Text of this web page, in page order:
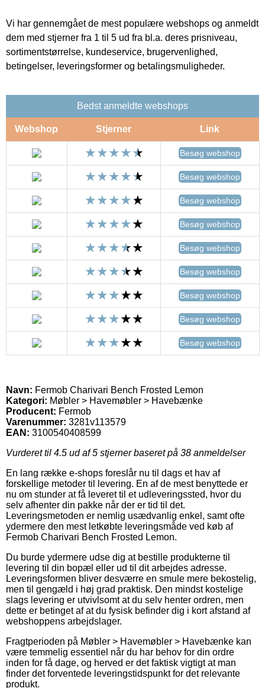
Vi har gennemgået de mest populære webshops og anmeldt
dem med stjerner fra 1 til 5 ud fra bl.a. deres prisniveau,
sortimentstørrelse, kundeservice, brugervenlighed,
betingelser, leveringsformer og betalingsmuligheder.
Bedst anmeldte webshops
Webshop Stjerner Link
Besøg webshop
Besøg webshop
Besøg webshop
Besøg webshop
Besøg webshop
Besøg webshop
Besøg webshop
Besøg webshop
Besøg webshop
Navn: Fermob Charivari Bench Frosted Lemon
Kategori: Møbler > Havemøbler > Havebænke
Producent: Fermob
Varenummer: 3281v113579
EAN: 3100540408599
Vurderet til 4.5 ud af 5 stjerner baseret på 38 anmeldelser
En lang række e-shops foreslår nu til dags et hav af
forskellige metoder til levering. En af de mest benyttede er
nu om stunder at få leveret til et udleveringssted, hvor du
selv afhenter din pakke når der er tid til det.
Leveringsmetoden er nemlig usædvanlig enkel, samt ofte
ydermere den mest letkøbte leveringsmåde ved køb af
Fermob Charivari Bench Frosted Lemon.
Du burde ydermere udse dig at bestille produkterne til
levering til din bopæl eller ud til dit arbejdes adresse.
Leveringsformen bliver desværre en smule mere bekostelig,
men til gengæld i høj grad praktisk. Den mindst kostelige
slags levering er utvivlsomt at du selv henter ordren, men
dette er betinget af at du fysisk befinder dig i kort afstand af
webshoppens arbejdslager.
Fragtperioden på Møbler > Havemøbler > Havebænke kan
være temmelig essentiel når du har behov for din ordre
inden for få dage, og herved er det faktisk vigtigt at man
finder det forventede leveringstidspunkt for det relevante
produkt.